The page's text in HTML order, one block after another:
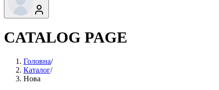
CATALOG PAGE
Головна/
Каталог/
Нова